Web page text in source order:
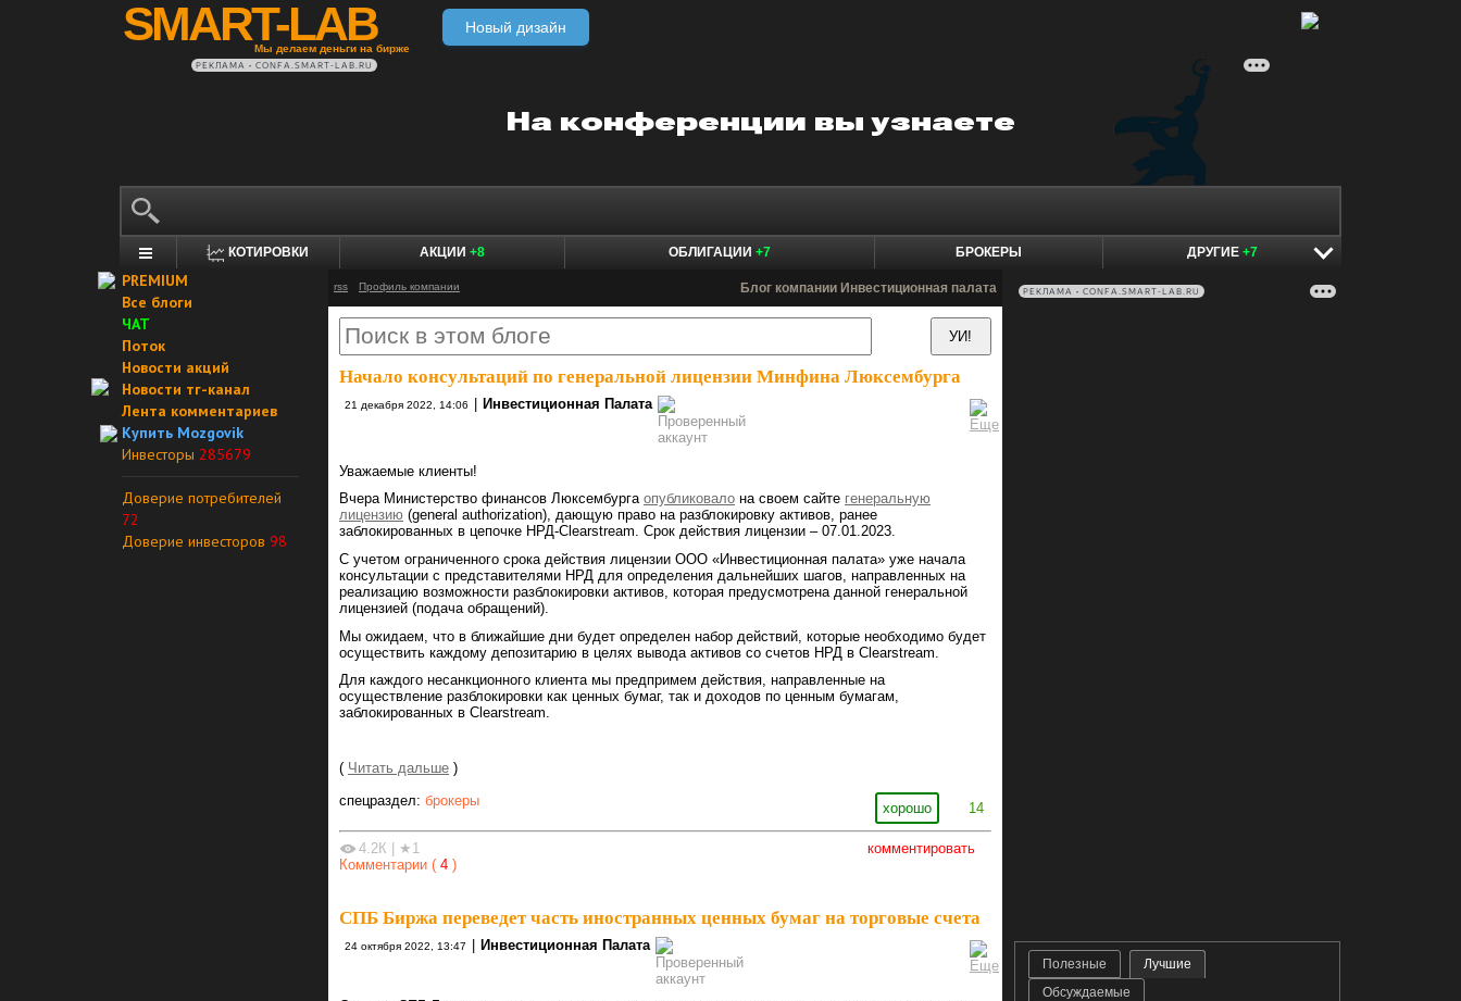
SMART-LAB
Мы делаем деньги на бирже
Новый дизайн
РЕКЛАМА • CONFA.SMART-LAB.RU
КОТИРОВКИ АКЦИИ +8 ОБЛИГАЦИИ +7 БРОКЕРЫ ДРУГИЕ +7
PREMIUM
Все блоги
ЧАТ
Поток
Новости акций
Новости тг-канал
Лента комментариев
Купить Mozgovik
Инвесторы 285679
Доверие потребителей
72
Доверие инвесторов 98
rss Профиль компании Блог компании Инвестиционная палата
Начало консультаций по генеральной лицензии Минфина Люксембурга
21 декабря 2022, 14:06 Инвестиционная Палата
Уважаемые клиенты!
Вчера Министерство финансов Люксембурга опубликовало на своем сайте генеральную
лицензию (general authorization), дающую право на разблокировку активов, ранее
заблокированных в цепочке НРД-Clearstream. Срок действия лицензии – 07.01.2023.
С учетом ограниченного срока действия лицензии ООО «Инвестиционная палата» уже начала
консультации с представителями НРД для определения дальнейших шагов, направленных на
реализацию возможности разблокировки активов, которая предусмотрена данной генеральной
лицензией (подача обращений).
Мы ожидаем, что в ближайшие дни будет определен набор действий, которые необходимо будет
осуществить каждому депозитарию в целях вывода активов со счетов НРД в Clearstream.
Для каждого несанкционного клиента мы предпримем действия, направленные на
осуществление разблокировки как ценных бумаг, так и доходов по ценным бумагам,
заблокированных в Clearstream.
( Читать дальше )
хорошо 14
спецраздел: брокеры
комментировать
4.2К
★1
Комментарии ( 4 )
СПБ Биржа переведет часть иностранных ценных бумаг на торговые счета
24 октября 2022, 13:47 Инвестиционная Палата
РЕКЛАМА • CONFA.SMART-LAB.RU
Полезные
Лучшие
Обсуждаемые